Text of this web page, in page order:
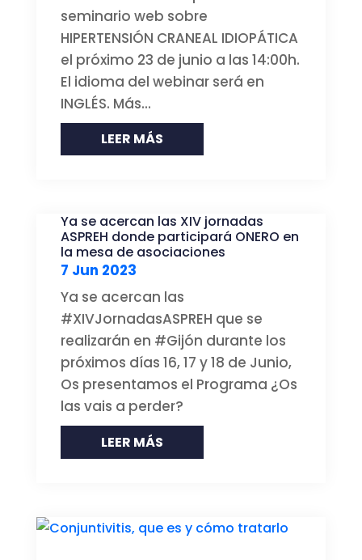
seminario web sobre
HIPERTENSIÓN CRANEAL IDIOPÁTICA
el próximo 23 de junio a las 14:00h.
El idioma del webinar será en
INGLÉS. Más...
LEER MÁS
Ya se acercan las XIV jornadas
ASPREH donde participará ONERO en
la mesa de asociaciones
7 Jun 2023
Ya se acercan las
#XIVJornadasASPREH que se
realizarán en #Gijón durante los
próximos días 16, 17 y 18 de Junio,
Os presentamos el Programa ¿Os
las vais a perder?
LEER MÁS